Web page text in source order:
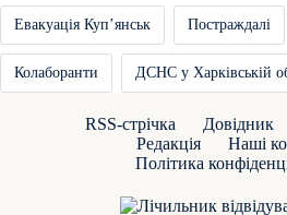
Евакуація Купʼянськ Постраждалі
Колаборанти ДСНС у Харківській
RSS-стрічка Довідник
Редакція
Наші
Політика